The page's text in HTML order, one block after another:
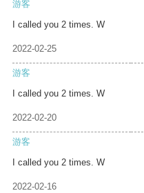
游客
I called you 2 times. W
2022-02-25
游客
I called you 2 times. W
2022-02-20
游客
I called you 2 times. W
2022-02-16